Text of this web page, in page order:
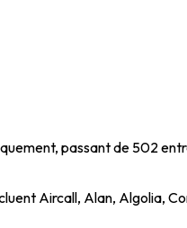
passant de 502
Aircall, Alan, Algolia,